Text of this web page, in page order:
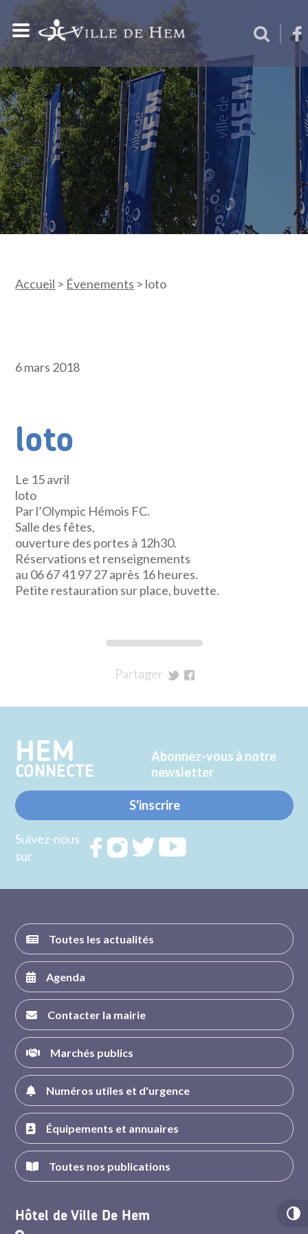
Accueil > Évenements > loto
6 mars 2018
loto
Le 15 avril
loto
Par l’Olympic Hémois FC.
Salle des fêtes,
ouverture des portes à 12h30.
Réservations et renseignements
au 06 67 41 97 27 après 16 heures.
Petite restauration sur place, buvette.
Partager
Twitter
Facebook
HEM
CONNECTE
Abonnez-vous à notre
newsletter
S'inscrire
Suivez-nous
sur
RejoignezRejoignezRejoignez
Toutes les actualités
Agenda
Contacter la mairie
Marchés publics
Numéros utiles et d'urgence
Équipements et annuaires
Toutes nos publications
Hôtel de Ville De Hem